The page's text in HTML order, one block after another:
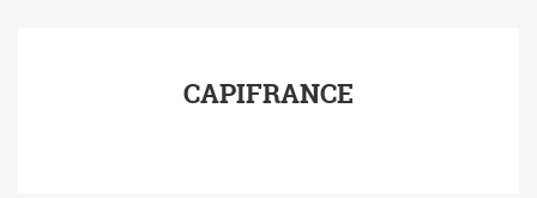
programmation
CAPIFRANCE